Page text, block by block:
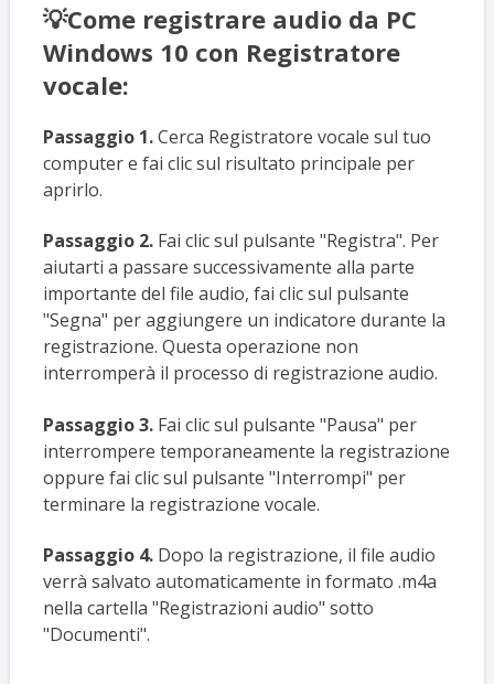
💡Come registrare audio da PC
Windows 10 con Registratore
vocale:
Passaggio 1.Cerca Registratore vocale sul tuo
computer e fai clic sul risultato principale per
aprirlo.
Passaggio 2. Fai clic sul pulsante "Registra". Per
aiutarti a passare successivamente alla parte
importante del file audio, fai clic sul pulsante
"Segna" per aggiungere un indicatore durante la
registrazione. Questa operazione non
interromperà il processo di registrazione audio.
Passaggio 3. Fai clic sul pulsante "Pausa" per
interrompere temporaneamente la registrazione
oppure fai clic sul pulsante "Interrompi" per
terminare la registrazione vocale.
Passaggio 4.Dopo la registrazione, il file audio
verrà salvato automaticamente in formato .m4a
nella cartella "Registrazioni audio" sotto
"Documenti".